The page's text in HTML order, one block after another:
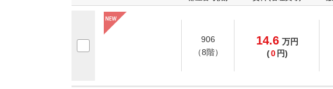
906
（8階）
14.6 万円
(0 円)